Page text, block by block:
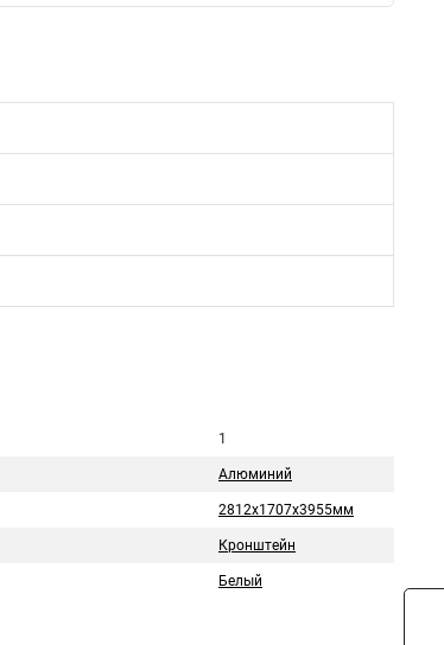
1
Алюминий
2812х1707х3955мм
Кронштейн
Белый